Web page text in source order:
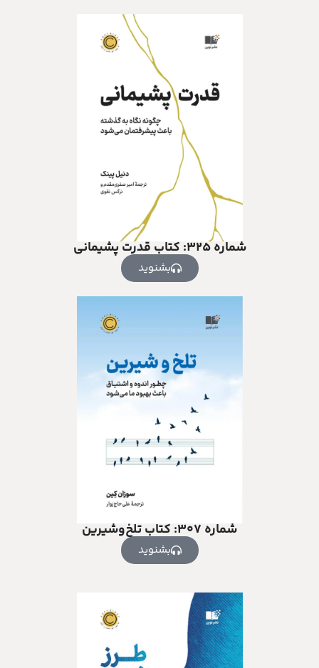
شماره ۳۲۵: کتاب قدرت پشیمانی
بشنوید
شماره ۳۰۷: کتاب تلخ‌وشیرین
بشنوید